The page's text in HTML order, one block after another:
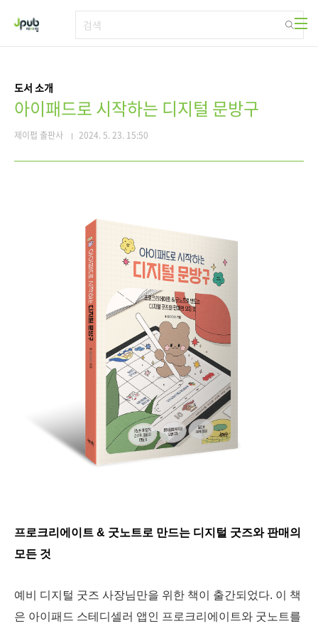
도서 소개
아이패드로 시작하는 디지털 문방구
제이펍 출판사 2024. 5. 23. 15:50
프로크리에이트 & 굿노트로 만드는 디지털 굿즈와 판매의
모든 것
예비 디지털 굿즈 사장님만을 위한 책이 출간되었다. 이 책
은 아이패드 스테디셀러 앱인 프로크리에이트와 굿노트를